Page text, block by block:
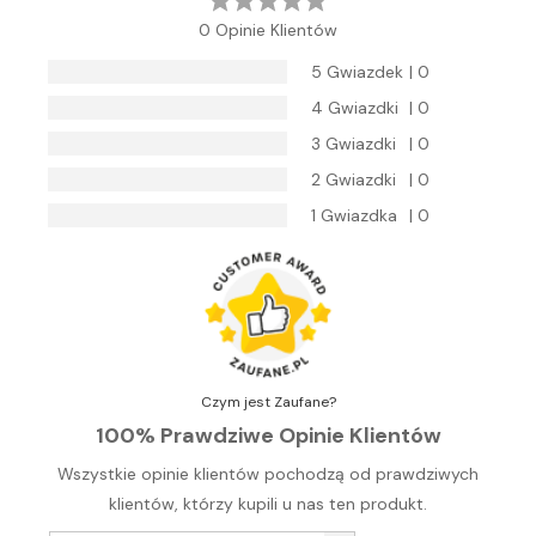
0 Opinie Klientów
5 Gwiazdek | 0
4 Gwiazdki | 0
3 Gwiazdki
| 0
2 Gwiazdki
| 0
1 Gwiazdka
| 0
Czym jest Zaufane?
100% Prawdziwe Opinie Klientów
Wszystkie opinie klientów pochodzą od prawdziwych
klientów, którzy kupili u nas ten produkt.